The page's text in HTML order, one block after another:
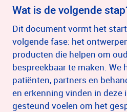
Wat is de volgende
Dit document vormt het
volgende fase: het
producten die helpen om
bespreekbaar te maken. We
patiënten, partners en
en erkenning vinden in deze
gesteund voelen om het